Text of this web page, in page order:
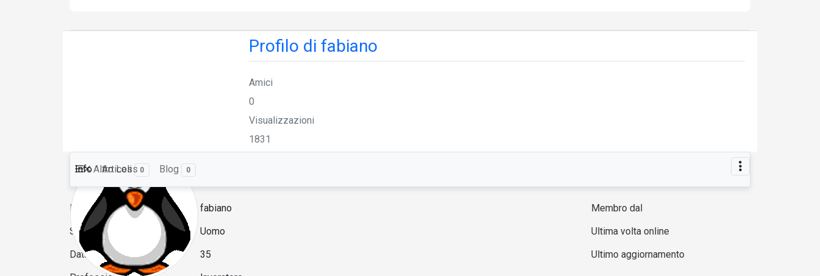
Profilo di fabiano
Amici
0
Visualizzazioni
1831
Info Articoli 0 Blog 0
Altro Less
Nome formattato
fabiano
Sesso
Uomo
Data di nascita
35
Membro dal
Ultima volta online
Ultimo aggiornamento